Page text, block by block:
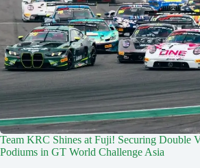
Team KRC Shines at Fuji! Securing Double
Podiums in GT World Challenge Asia